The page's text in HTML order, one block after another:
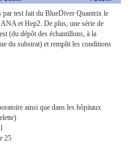
par test fait du BlueDiver Quantrix le
et Hep2. De plus, une série de
(du dépôt des échantillons, à la
du substrat) et remplit les conditions
ainsi que dans les hôpitaux
25